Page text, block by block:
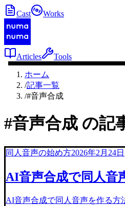
Cast Works
Articles Tools
ホーム
/記事一覧
/#音声合成
#音声合成 の記
同人音声の始め方2026年2月24日
AI音声合成で同人音
AI音声合成で同人音声を作る方